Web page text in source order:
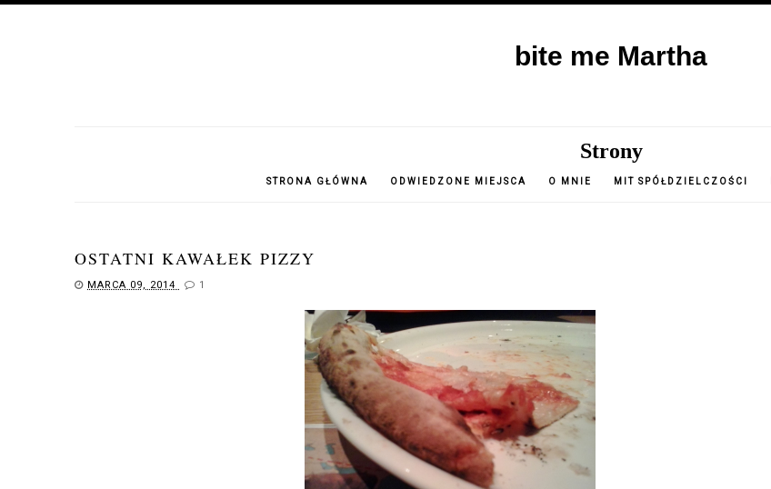
bite me Martha
Strony
STRONA GŁÓWNA ODWIEDZONE MIEJSCA O MNIE MIT SPÓŁDZIELCZOŚCI
OSTATNI KAWAŁEK PIZZY
MARCA 09, 2014 1